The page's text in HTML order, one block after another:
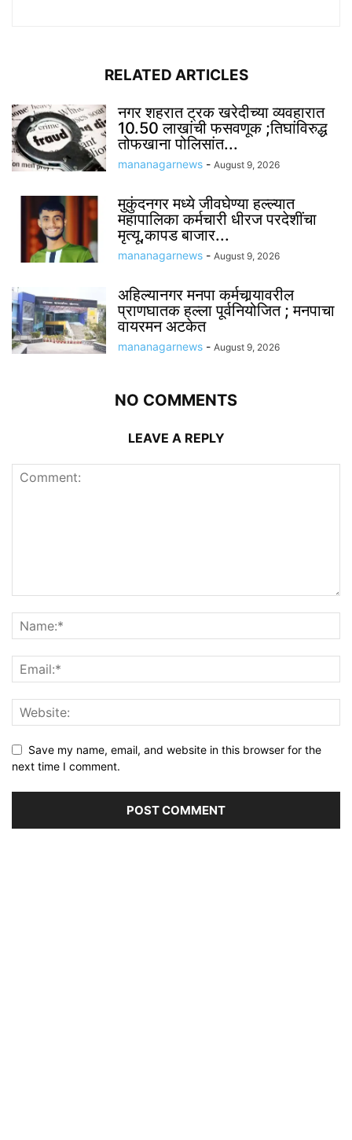
RELATED ARTICLES
नगर शहरात ट्रक खरेदीच्या व्यवहारात
10.50 लाखांची फसवणूक ;तिघांविरुद्ध
तोफखाना पोलिसांत...
mananagarnews - August 9, 2026
मुकुंदनगर मध्ये जीवघेण्या हल्ल्यात
महापालिका कर्मचारी धीरज परदेशींचा
मृत्यू,कापड बाजार...
mananagarnews - August 9, 2026
अहिल्यानगर मनपा कर्मचार्‍यावरील
प्राणघातक हल्ला पूर्वनियोजित ; मनपाचा
वायरमन अटकेत
mananagarnews - August 9, 2026
NO COMMENTS
LEAVE A REPLY
Save my name, email, and website in this browser for the
next time I comment.